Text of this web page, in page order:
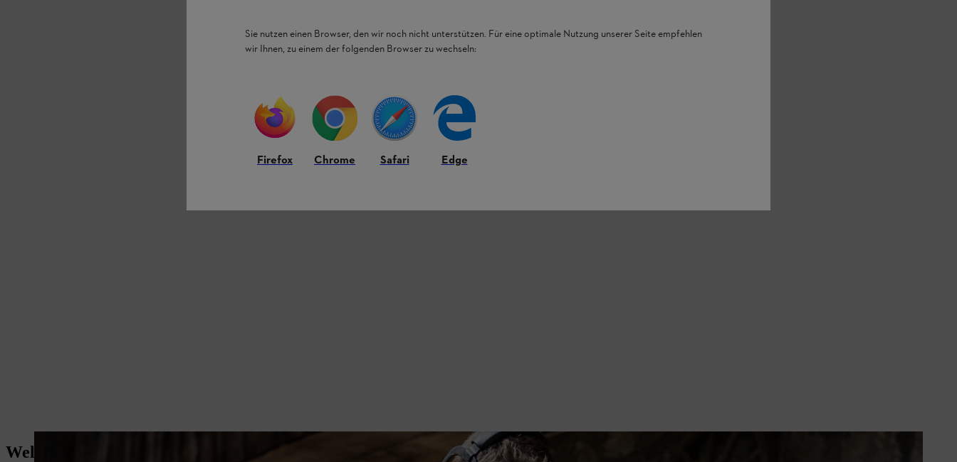
Welchen Gehörschutz gibt es?
Sie nutzen einen Browser, den wir noch nicht unterstützen. Für eine optimale Nutzung unserer Seite empfehlen
wir Ihnen, zu einem der folgenden Browser zu wechseln:
Firefox Chrome Safari Edge